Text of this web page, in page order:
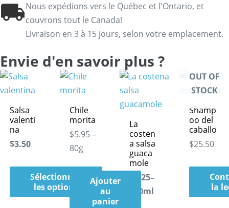
Nous expédions vers le Québec et l'Ontario, et
couvrons tout le Canada!
Livraison en 3 à 15 jours, selon votre emplacement.
Envie d'en savoir plus ?
Salsa
valenti
na
$3.50
Sélectionnez
les options
Chile
morita
$5.95 –
80g
Ajouter
au
panier
La
costen
a salsa
guaca
mole
$8.25–
460ml
OUT OF
STOCK
Shamp
oo del
caballo
$25.50
la